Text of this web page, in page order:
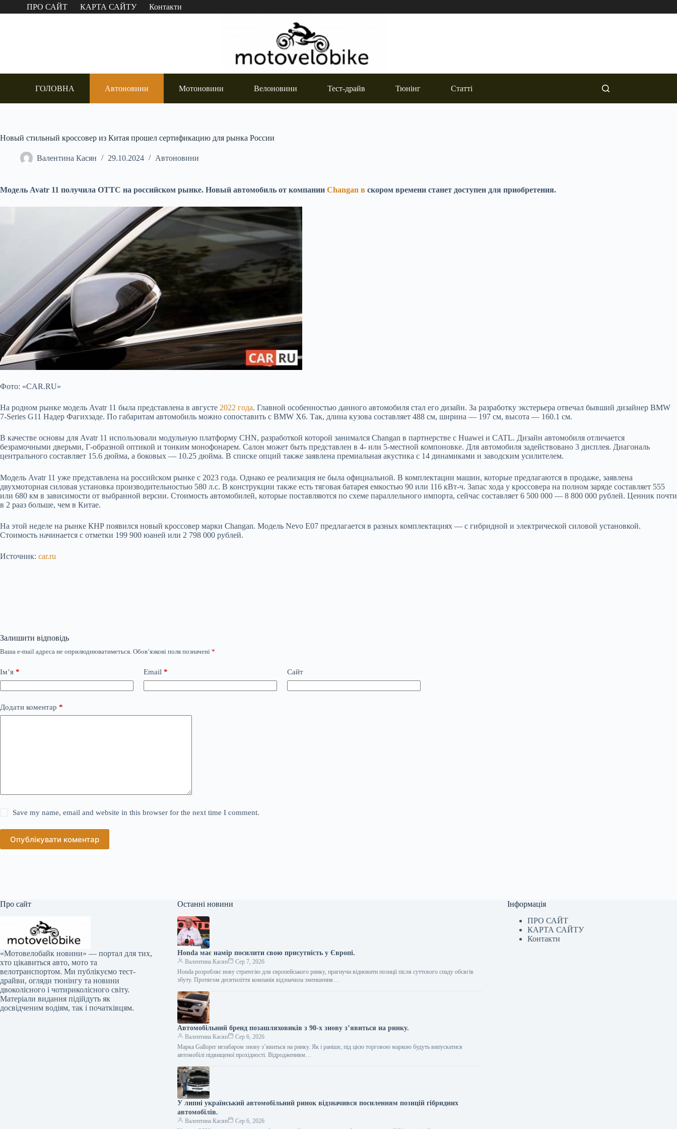
Перейти
до
ПРО САЙТ КАРТА САЙТУ Контакти
ГОЛОВНА Автоновини Мотоновини Велоновини Тест-драйв Тюнінг Статті
Новый стильный кроссовер из Китая прошел сертификацию для рынка России
Валентина Касян 29.10.2024 Автоновини
Модель Avatr 11 получила ОТТС на российском рынке. Новый автомобиль от компании Changan в скором времени станет доступен для приобретения.
Фото: «CAR.RU»
На родном рынке модель Avatr 11 была представлена в августе 2022 года. Главной особенностью данного автомобиля стал его дизайн. За разработку экстерьера отвечал бывший дизайнер BMW
7-Series G11 Надер Фагихзаде. По габаритам автомобиль можно сопоставить с BMW X6. Так, длина кузова составляет 488 см, ширина — 197 см, высота — 160.1 см.
В качестве основы для Avatr 11 использовали модульную платформу CHN, разработкой которой занимался Changan в партнерстве с Huawei и CATL. Дизайн автомобиля отличается
безрамочными дверьми, Г-образной оптикой и тонким монофонарем. Салон может быть представлен в 4- или 5-местной компоновке. Для автомобиля задействовано 3 дисплея. Диагональ
центрального составляет 15.6 дюйма, а боковых — 10.25 дюйма. В списке опций также заявлена премиальная акустика с 14 динамиками и заводским усилителем.
Модель Avatr 11 уже представлена на российском рынке с 2023 года. Однако ее реализация не была официальной. В комплектации машин, которые предлагаются в продаже, заявлена
двухмоторная силовая установка производительностью 580 л.с. В конструкции также есть тяговая батарея емкостью 90 или 116 кВт-ч. Запас хода у кроссовера на полном заряде составляет 555
или 680 км в зависимости от выбранной версии. Стоимость автомобилей, которые поставляются по схеме параллельного импорта, сейчас составляет 6 500 000 — 8 800 000 рублей. Ценник почти
в 2 рааз больше, чем в Китае.
На этой неделе на рынке КНР появился новый кроссовер марки Changan. Модель Nevo E07 предлагается в разных комплектациях — с гибридной и электрической силовой установкой.
Стоимость начинается с отметки 199 900 юаней или 2 798 000 рублей.
Источник: car.ru
Залишити відповідь
Ваша e-mail адреса не оприлюднюватиметься. Обов’язкові поля позначені *
Ім’я * Email * Сайт
Додати коментар *
Save my name, email and website in this browser for the next time I comment.
Опублікувати коментар
Про сайт
«Мотовелобайк новини» — портал для тих,
хто цікавиться авто, мото та
велотранспортом. Ми публікуємо тест-
драйви, огляди тюнінгу та новини
двоколісного і чотириколісного світу.
Матеріали видання підійдуть як
досвідченим водіям, так і початківцям.
Останні новини
Honda має намір посилити свою присутність у Європі.
Валентина Касян
Сер 7, 2026
Honda розробляє нову стратегію для європейського ринку, прагнучи відновити позиції після суттєвого спаду обсягів
збуту. Протягом десятиліття компанія відзначила зменшення…
Автомобільний бренд позашляховиків з 90-х знову з’явиться на ринку.
Валентина Касян
Сер 6, 2026
Марка Galloper незабаром знову з’явиться на ринку. Як і раніше, під цією торговою маркою будуть випускатися
автомобілі підвищеної прохідності. Відродженням…
У липні український автомобільний ринок відзначився посиленням позицій гібридних
автомобілів.
Валентина Касян
Сер 6, 2026
Інформація
ПРО САЙТ
КАРТА САЙТУ
Контакти